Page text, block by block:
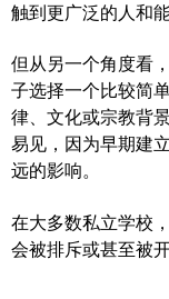
加拿大的福利制
吃货眼中的加拿
触到更广泛的人和能
但从另一个角度看
子选择一个比较简
律、文化或宗教背
易见，因为早期建
远的影响。
在大多数私立学校
会被排斥或甚至被开